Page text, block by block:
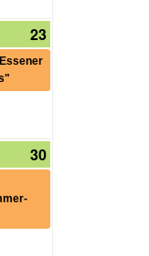
23
August
Veranstaltung)
30
August
Veranstaltung)